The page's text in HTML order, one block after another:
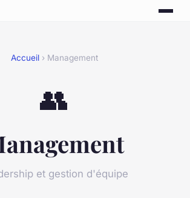
Accueil › Management
👥
et gestion d'équipe